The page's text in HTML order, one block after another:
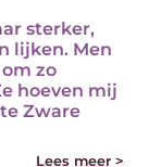
sterker,
lijken. Men
zo
hoeven mij
Zware
Lees meer >